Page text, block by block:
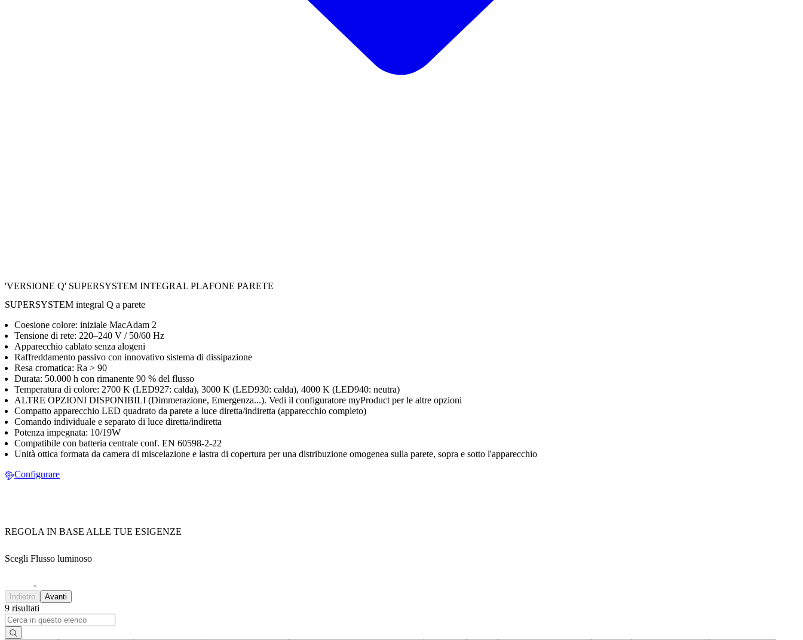
'VERSIONE Q' SUPERSYSTEM INTEGRAL PLAFONE PARETE
SUPERSYSTEM integral Q a parete
Coesione colore: iniziale MacAdam 2
Tensione di rete: 220–240 V / 50/60 Hz
Apparecchio cablato senza alogeni
Raffreddamento passivo con innovativo sistema di dissipazione
Resa cromatica: Ra > 90
Durata: 50.000 h con rimanente 90 % del flusso
Temperatura di colore: 2700 K (LED927: calda), 3000 K (LED930: calda), 4000 K (LED940: neutra)
ALTRE OPZIONI DISPONIBILI (Dimmerazione, Emergenza...). Vedi il configuratore myProduct per le altre opzioni
Compatto apparecchio LED quadrato da parete a luce diretta/indiretta (apparecchio completo)
Comando individuale e separato di luce diretta/indiretta
Potenza impegnata: 10/19W
Compatibile con batteria centrale conf. EN 60598-2-22
Unità ottica formata da camera di miscelazione e lastra di copertura per una distribuzione omogenea sulla parete, sopra e sotto l'apparecchio
Configurare
REGOLA IN BASE ALLE TUE ESIGENZE
Scegli Flusso luminoso
-
Indietro Avanti
9 risultati